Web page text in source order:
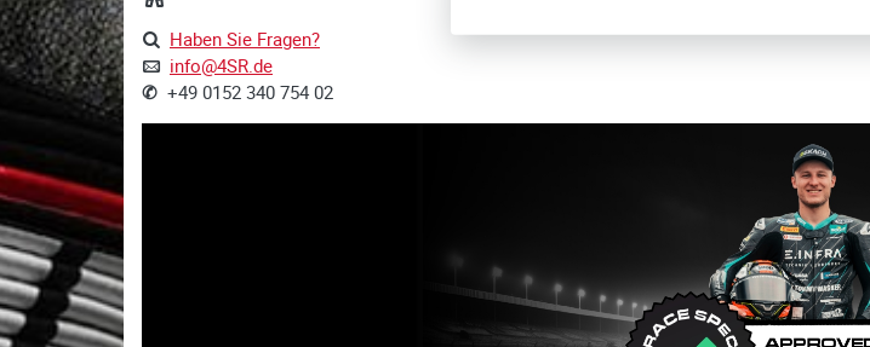
Haben Sie Fragen?
info@4SR.de
✆ +49 0152 340 754 02